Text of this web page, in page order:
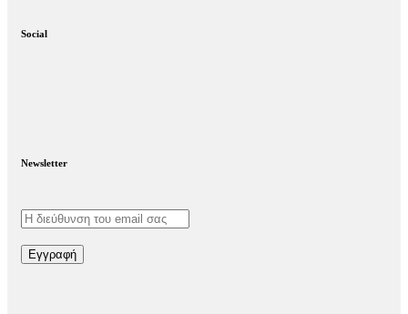
Social
Newsletter
Εγγραφή